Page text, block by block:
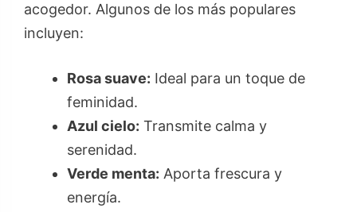
acogedor. Algunos de los más populares
incluyen:
Rosa suave: Ideal para un toque de
feminidad.
Azul cielo: Transmite calma y
serenidad.
Verde menta: Aporta frescura y
energía.